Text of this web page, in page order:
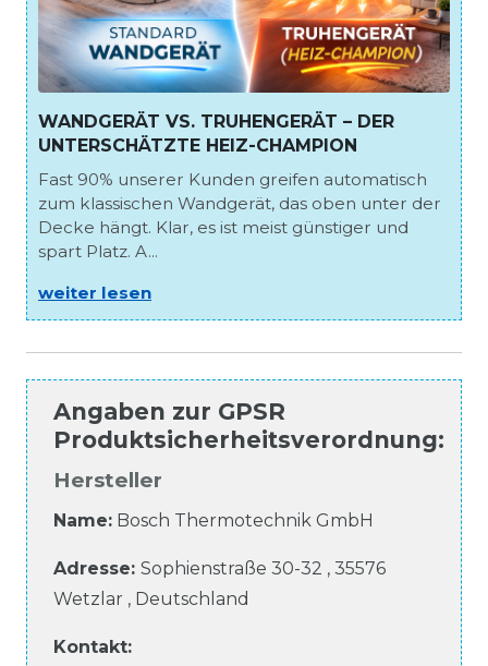
WANDGERÄT VS. TRUHENGERÄT – DER
UNTERSCHÄTZTE HEIZ-CHAMPION
Fast 90% unserer Kunden greifen automatisch
zum klassischen Wandgerät, das oben unter der
Decke hängt. Klar, es ist meist günstiger und
spart Platz. A...
weiter lesen
Angaben zur GPSR
Produktsicherheitsverordnung:
Hersteller
Name: Bosch Thermotechnik GmbH
Adresse: Sophienstraße 30-32 , 35576
Wetzlar , Deutschland
Kontakt: